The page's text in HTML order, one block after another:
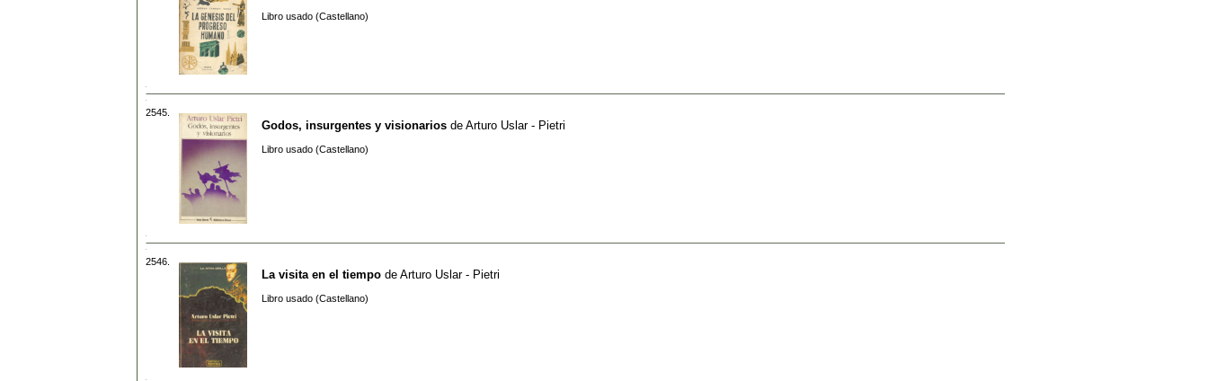
Libro usado (Castellano)
2545.
Godos, insurgentes y visionarios de Arturo Uslar - Pietri
Libro usado (Castellano)
2546.
La visita en el tiempo de Arturo Uslar - Pietri
Libro usado (Castellano)